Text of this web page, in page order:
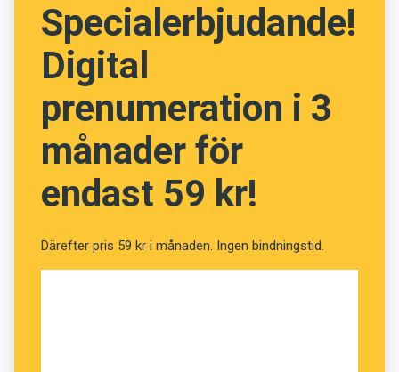
David
Elias
Jakob
Specialerbjudande!
Digital
prenumeration i 3
månader för
endast 59 kr!
Därefter pris 59 kr i månaden. Ingen bindningstid.